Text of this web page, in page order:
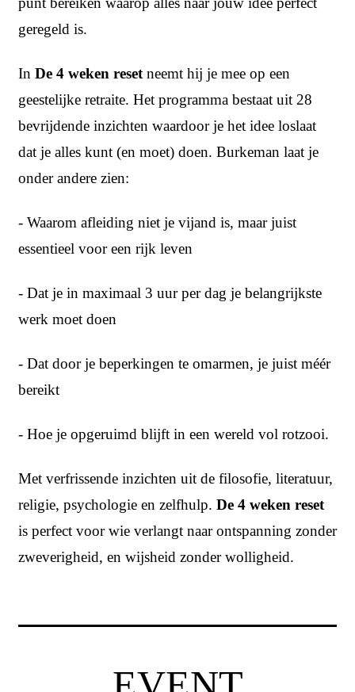
geregeld is.
In De 4 weken resetneemt hij je mee op een
geestelijke retraite. Het programma bestaat uit 28
bevrijdende inzichten waardoor je het idee loslaat
dat je alles kunt (en moet) doen. Burkeman laat je
onder andere zien:
- Waarom afleiding niet je vijand is, maar juist
essentieel voor een rijk leven
- Dat je in maximaal 3 uur per dag je belangrijkste
werk moet doen
- Dat door je beperkingen te omarmen, je juist méér
bereikt
- Hoe je opgeruimd blijft in een wereld vol rotzooi.
Met verfrissende inzichten uit de filosofie, literatuur,
religie, psychologie en zelfhulp. De 4 weken reset
is perfect voor wie verlangt naar ontspanning zonder
zweverigheid, en wijsheid zonder wolligheid.